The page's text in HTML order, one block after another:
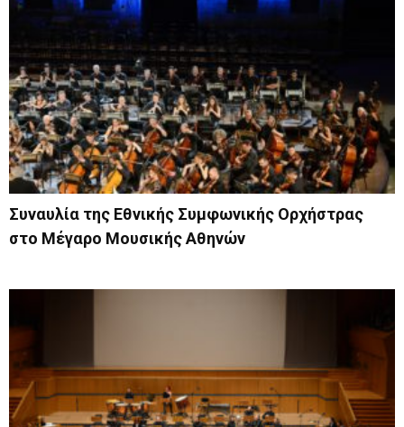
Συναυλία της Εθνικής Συμφωνικής Ορχήστρας
στο Μέγαρο Μουσικής Αθηνών